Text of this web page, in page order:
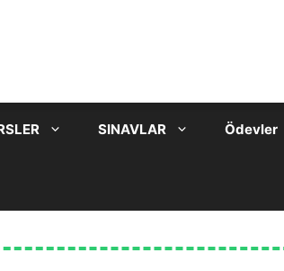
SINAVLAR Ödevler